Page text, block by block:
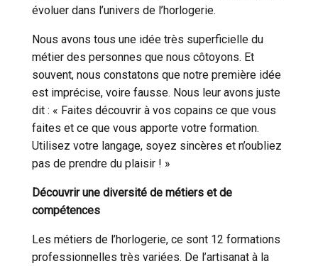
évoluer dans l’univers de l’horlogerie.
Nous avons tous une idée très superficielle du
métier des personnes que nous côtoyons. Et
souvent, nous constatons que notre première idée
est imprécise, voire fausse. Nous leur avons juste
dit : « Faites découvrir à vos copains ce que vous
faites et ce que vous apporte votre formation.
Utilisez votre langage, soyez sincères et n’oubliez
pas de prendre du plaisir ! »
Découvrir une diversité de métiers et de
compétences
Les métiers de l’horlogerie, ce sont 12 formations
professionnelles très variées. De l’artisanat à la
NON